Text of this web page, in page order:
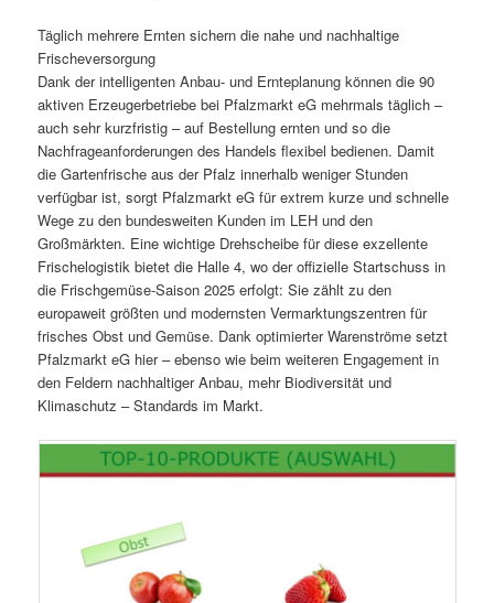
Täglich mehrere Ernten sichern die nahe und nachhaltige
Frischeversorgung
Dank der intelligenten Anbau- und Ernteplanung können die 90
aktiven Erzeugerbetriebe bei Pfalzmarkt eG mehrmals täglich –
auch sehr kurzfristig – auf Bestellung ernten und so die
Nachfrageanforderungen des Handels flexibel bedienen. Damit
die Gartenfrische aus der Pfalz innerhalb weniger Stunden
verfügbar ist, sorgt Pfalzmarkt eG für extrem kurze und schnelle
Wege zu den bundesweiten Kunden im LEH und den
Großmärkten. Eine wichtige Drehscheibe für diese exzellente
Frischelogistik bietet die Halle 4, wo der offizielle Startschuss in
die Frischgemüse-Saison 2025 erfolgt: Sie zählt zu den
europaweit größten und modernsten Vermarktungszentren für
frisches Obst und Gemüse. Dank optimierter Warenströme setzt
Pfalzmarkt eG hier – ebenso wie beim weiteren Engagement in
den Feldern nachhaltiger Anbau, mehr Biodiversität und
Klimaschutz – Standards im Markt.